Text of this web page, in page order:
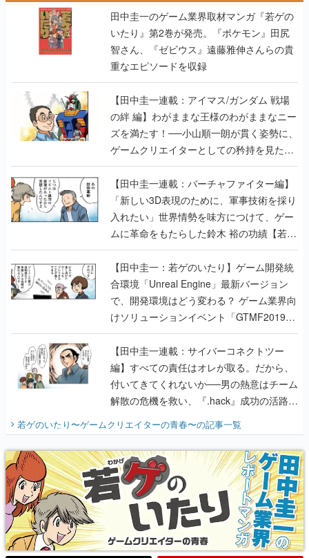
田中圭一のゲーム業界取材マンガ『若ゲの
いたり』第2巻が発売。『ポケモン』田尻
智さん、『ゼビウス』遠藤雅伸さんらの貴
重なエピソードを収録
【田中圭一連載：アイマス/ガンダム 戦場
の絆 編】わがままな王様のわがままなニー
ズを満たす！──小山順一朗が貫く姿勢に、
ゲームクリエイターとしての矜持を見た
【若ゲのいたり最終回】
【田中圭一連載：バーチャファイター編】
「新しい3D表現のために、軍事技術を採り
入れたい」世界情勢を味方につけて、ゲー
ムに革命をもたらした鈴木 裕の功績【若ゲ
のいたり】
【田中圭一：若ゲのいたり】ゲーム開発統
合環境「Unreal Engine」最新バージョン
で、開発環境はどう変わる？ ゲーム業界向
けソリューションイベント「GTMF2019」
に行って、より理解を深めよう【PR】
【田中圭一連載：サイバーコネクトツー
編】すべての責任はオレが取る。だから、
付いてきてくれないか──男の熱意はチーム
解散の危機を救い、『.hack』成功の活路を
開く。業界の快男児・松山 洋に流れる血は
『少年ジャンプ』色だった【若ゲのいた
り】
若ゲのいたり〜ゲームクリエイターの青春〜の記事一覧